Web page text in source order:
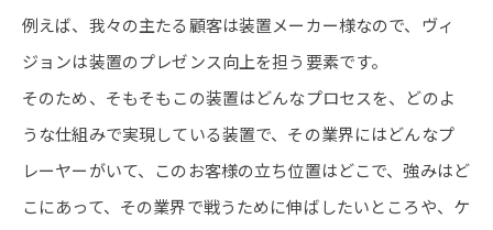
例えば、我々の主たる顧客は装置メーカー様なので、ヴィ
ジョンは装置のプレゼンス向上を担う要素です。
そのため、そもそもこの装置はどんなプロセスを、どのよ
うな仕組みで実現している装置で、その業界にはどんなプ
レーヤーがいて、このお客様の立ち位置はどこで、強みはど
こにあって、その業界で戦うために伸ばしたいところや、ケ